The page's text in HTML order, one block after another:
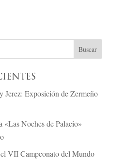
Jerez: Exposición de Zermeño
«Las Noches de Palacio»
VII Campeonato del Mundo